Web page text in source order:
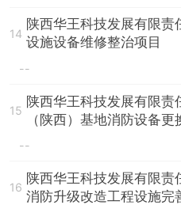
14
陕西华王科技发展有限
设施设备维修整治项目
--
15
陕西华王科技发展有限
（陕西）基地消防设备更
--
16
陕西华王科技发展有限
消防升级改造工程设施完